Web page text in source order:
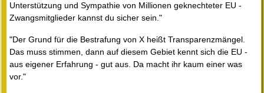
Unterstützung und Sympathie von Millionen geknechteter EU -
Zwangsmitglieder kannst du sicher sein."
"Der Grund für die Bestrafung von X heißt Transparenzmängel.
Das muss stimmen, dann auf diesem Gebiet kennt sich die EU -
aus eigener Erfahrung - gut aus. Da macht ihr kaum einer was
vor."